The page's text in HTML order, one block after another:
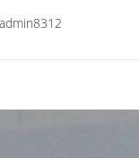
admin8312